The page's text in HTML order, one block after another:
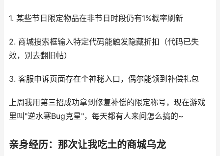
1. 某些节日限定物品在非节日时段仍有1%概率刷新
2. 商城搜索框输入特定代码能触发隐藏折扣（代码已失
效，别去翻旧帖）
3. 客服申诉页面存在个神秘入口，偶尔能领到补偿礼包
上周我用第三招成功拿到修复补偿的限定称号，现在游戏
里叫"逆水寒Bug克星"，每天都有人来问怎么搞的~
亲身经历：那次让我吃土的商城乌龙